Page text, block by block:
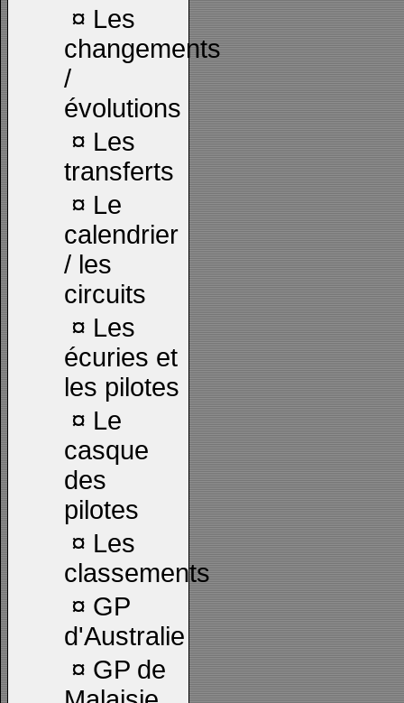
¤ Les
changements
/
évolutions
¤ Les
transferts
¤ Le
calendrier
/ les
circuits
¤ Les
écuries et
les pilotes
¤ Le
casque
des
pilotes
¤ Les
classements
¤ GP
d'Australie
¤ GP de